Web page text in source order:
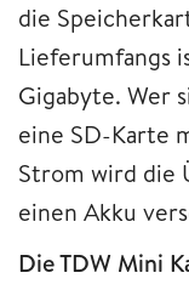
die
Lieferumfangs
Gigabyte. Wer
eine SD-Karte
Strom wird die
einen Akku
Die TDW Mini